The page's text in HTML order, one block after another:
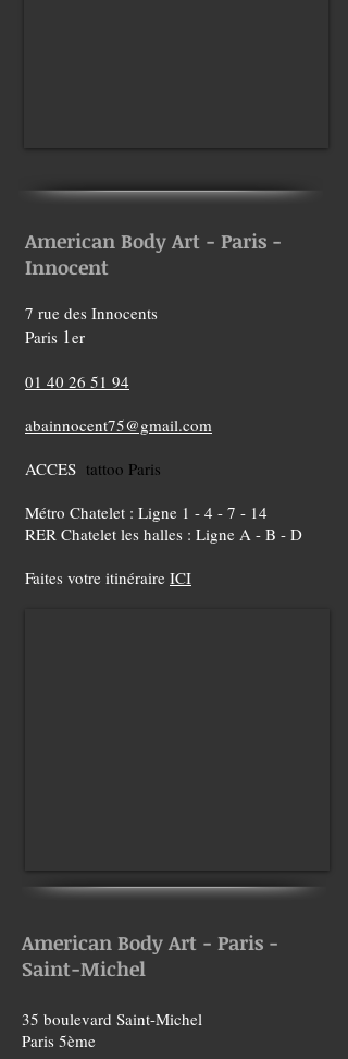
American Body Art - Paris -
Innocent
7 rue des Innocents
Paris 1er
01 40 26 51 94
abainnocent75@gmail.com
ACCES tattoo Paris
Métro Chatelet : Ligne 1 - 4 - 7 - 14
RER Chatelet les halles : Ligne A - B - D
Faites votre itinéraire ICI
American Body Art - Paris -
Saint-Michel
35 boulevard Saint-Michel
Paris 5ème